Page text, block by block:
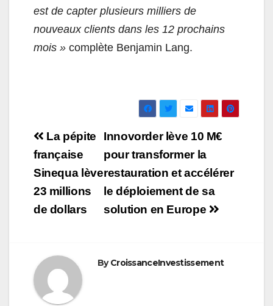
est de capter plusieurs milliers de
nouveaux clients dans les 12 prochains
mois » complète Benjamin Lang.
Navigation
de
l’article
Innovorder lève 10 M€
pour transformer la
restauration et accélérer
le déploiement de sa
solution en Europe
La pépite
française
Sinequa lève
23 millions
de dollars
ByCroissanceInvestissement